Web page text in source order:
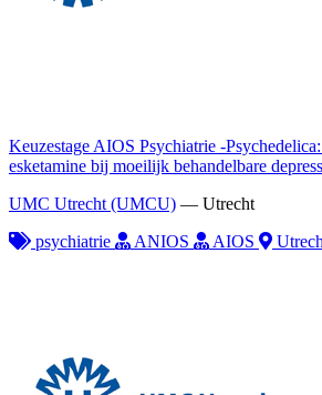
Keuzestage AIOS Psychiatrie -
esketamine bij moeilijk behandelbare
UMC Utrecht (UMCU) — Utrecht
psychiatrie
ANIOS AIOS